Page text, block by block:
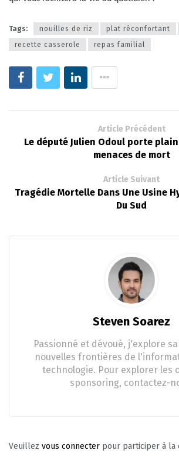
Tags: nouilles de riz plat réconfortant
recette casserole
repas familial
Article Précédent
Le député Julien Odoul porte
menaces de mort
Article Suivant
Tragédie Mortelle Dans Une Usine
Du Sud
Steven Soarez
Passionné et dévoué, j'explore
nouvelles frontières de
technologie. Pour explorer les
sponsoring, contactez-
Veuillez vous connecter pour participer à la